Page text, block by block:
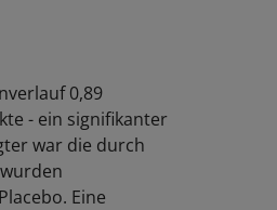
0,89
- ein signifikanter
war die durch
Eine